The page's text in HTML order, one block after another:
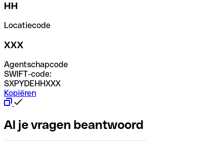
HH
Locatiecode
XXX
Agentschapcode
SWIFT-code:
SXPYDEHHXXX
Kopiëren
Al je vragen beantwoord